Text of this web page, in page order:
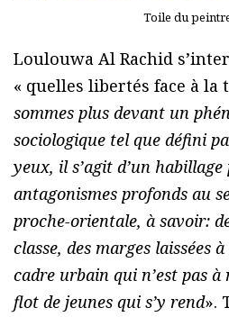
Toile du
Loulouwa Al Rachid
« quelles libertés face à la
sommes plus devant un
sociologique tel que défini
yeux, il s’agit d’un habillage
antagonismes profonds au
proche-orientale, à savoir:
classe, des marges laissées
cadre urbain qui n’est pas à
flot de jeunes qui s’y rend».